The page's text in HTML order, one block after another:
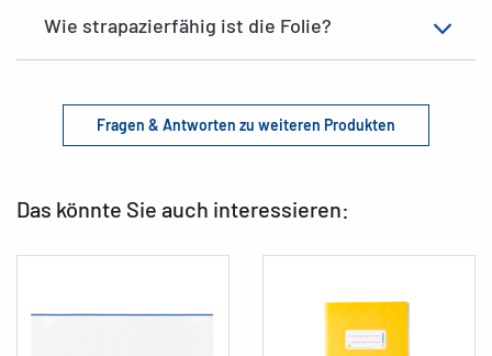
Wie strapazierfähig ist die Folie?
Fragen & Antworten zu weiteren Produkten
Das könnte Sie auch interessieren: